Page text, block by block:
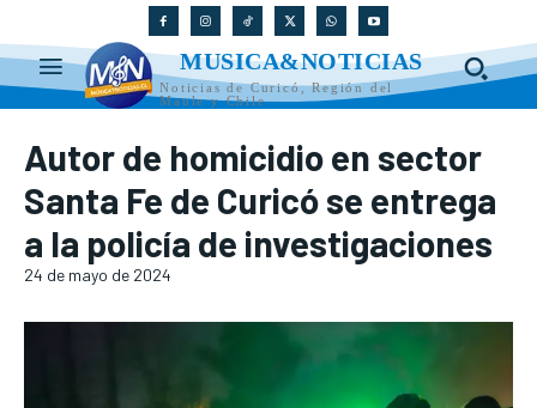
MUSICA&NOTICIAS
Noticias de Curicó, Región del
Maule y Chile
Autor de homicidio en sector
Santa Fe de Curicó se entrega
a la policía de investigaciones
24 de mayo de 2024